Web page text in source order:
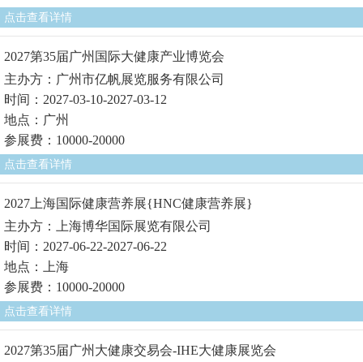
点击查看详情
2027第35届广州国际大健康产业博览会
主办方：广州市亿帆展览服务有限公司
时间：2027-03-10-2027-03-12
地点：广州
参展费：10000-20000
点击查看详情
2027上海国际健康营养展{HNC健康营养展}
主办方：上海博华国际展览有限公司
时间：2027-06-22-2027-06-22
地点：上海
参展费：10000-20000
点击查看详情
2027第35届广州大健康交易会-IHE大健康展览会